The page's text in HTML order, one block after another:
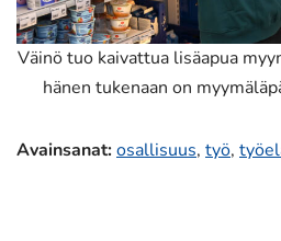
Väinö tuo kaivattua lisäapua
hänen tukenaan on
Avainsanat:osallisuus, työ,